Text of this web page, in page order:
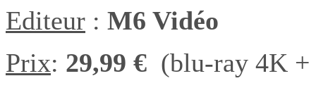
Editeur : M6 Vidéo
Prix: 29,99 € (blu-ray 4K